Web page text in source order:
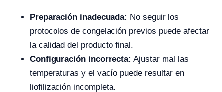
Preparación inadecuada: No seguir los
protocolos de congelación previos puede afectar
la calidad del producto final.
Configuración incorrecta: Ajustar mal las
temperaturas y el vacío puede resultar en
liofilización incompleta.